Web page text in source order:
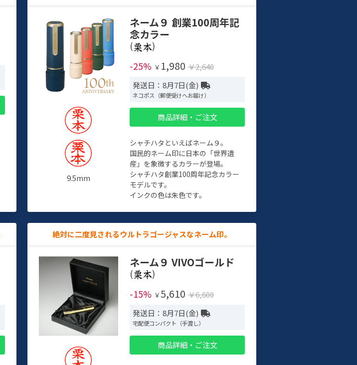
9.5mm
ネーム９ 創業100周年記
念カラー
(
)
-25% ￥ 1,980 ￥2,640
発送日：8月7日(金)
ネコポス（郵便受けへお届け）
商品詳細・ご注文
シャチハタといえばネーム９。
国民的ネーム印に日本の「世界遺
産」を象徴するカラーが登場。
シャチハタ創業100周年記念カラー
モデルです。
インクの色は朱色です。
絶対に二度見されるウルトラゴージャスなネーム印。
ネーム９ VIVOゴールド
(
)
-15% ￥ 5,610 ￥6,600
発送日：8月7日(金)
宅配便コンパクト（手渡し）
商品詳細・ご注文